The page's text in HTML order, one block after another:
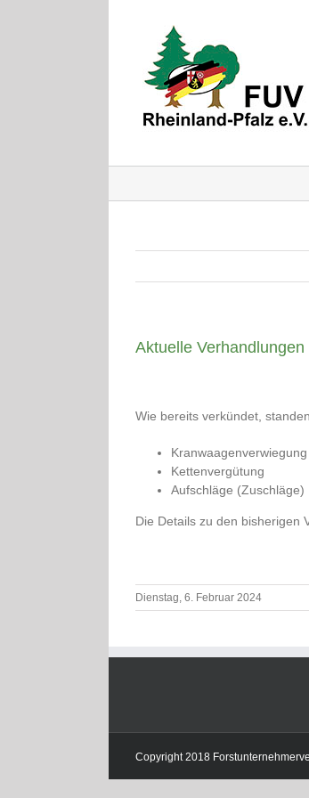
Aktuelle
Wie bereits verkündet,
Kranwaagenverwiegung
Kettenvergütung
Aufschläge (Zuschläge)
Die Details zu den bisherigen
Dienstag, 6. Februar 2024
Copyright 2018